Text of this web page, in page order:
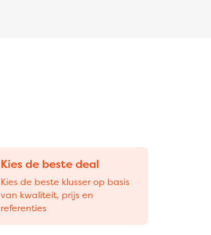
Kies de beste deal
Kies de beste klusser op basis
van kwaliteit, prijs en
referenties